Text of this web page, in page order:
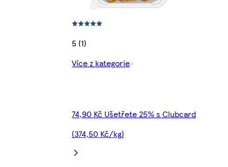
5 (1)
Více z kategorie
74,90 Kč Ušetřete 25% s Clubcard
(374,50 Kč/kg)